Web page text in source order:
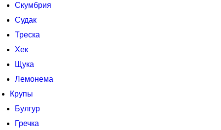
Скумбрия
Судак
Треска
Хек
Щука
Лемонема
Крупы
Булгур
Гречка